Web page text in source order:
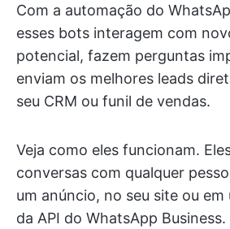
Com a automação do
esses bots interagem com
potencial, fazem perguntas
enviam os melhores leads
seu CRM ou funil de vendas.
Veja como eles funcionam.
conversas com qualquer
um anúncio, no seu site ou
da API do WhatsApp